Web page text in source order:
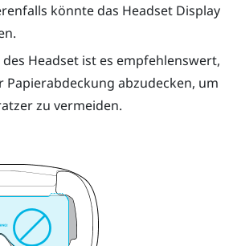
könnte das Headset Display
Headset ist es empfehlenswert,
Papierabdeckung abzudecken, um
zu vermeiden.